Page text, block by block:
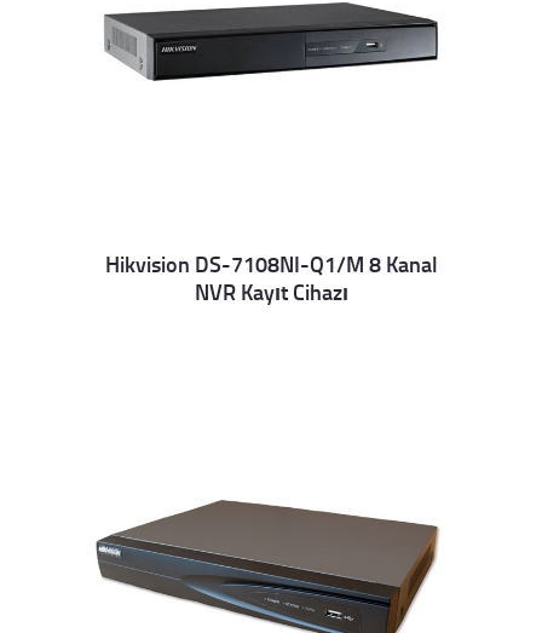
Details
Hikvision DS-7108NI-Q1/M 8 Kanal
NVR Kayıt Cihazı